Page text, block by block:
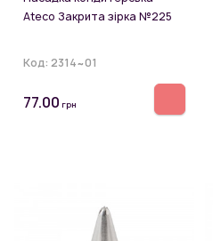
Ateco Закрита зірка №225
Код: 2314~01
77.00 грн